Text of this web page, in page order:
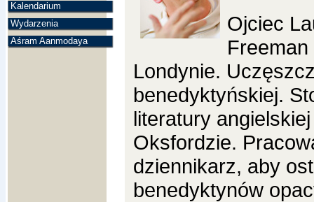
Kalendarium
Wydarzenia
Aśram Aanmodaya
Ojciec
Freeman
Londynie.
benedyktyńskiej.
literatury
Oksfordzie.
dziennikarz, aby
benedyktynów